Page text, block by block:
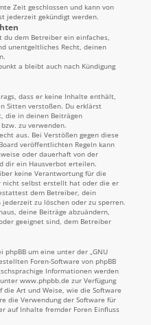
Zeit geschlossen und kann von
jederzeit gekündigt werden.
dem Betreiber ein einfaches,
unentgeltliches Recht, deinen
a bleibt auch nach Kündigung
dass er keine Inhalte enthält,
Sitten verstoßen. Du erklärst
die in deinen Beiträgen
zu verwenden.
aus. Bei Verstößen gegen diese
veröffentlichten Regeln kann
oder dauerhaft von der
dir ein Hausverbot erteilen.
keine Verantwortung für die
nicht selbst erstellt hat oder die er
dem Betreiber, dein
zu löschen oder zu sperren.
deine Beiträge abzuändern,
geeignet sind, dem Betreiber
phpBB um eine unter der „GNU
Foren-Software von phpBB
Informationen werden
www.phpbb.de zur Verfügung
Art und Weise, wie die Software
die Verwendung der Software für
auf Inhalte fremder Foren Einfluss